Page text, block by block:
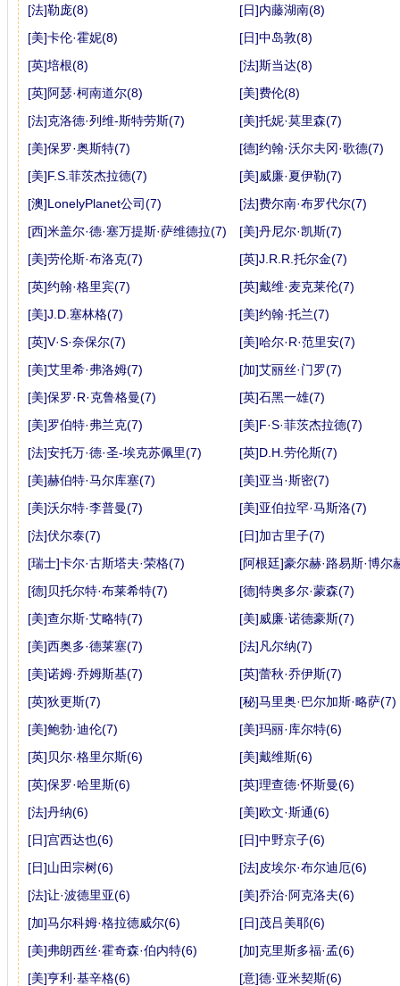
[法]勒庞(8)
[日]内藤湖南(8)
[美]卡伦·霍妮(8)
[日]中岛敦(8)
[英]培根(8)
[法]斯当达(8)
[英]阿瑟·柯南道尔(8)
[美]费伦(8)
[法]克洛德·列维-斯特劳斯(7)
[美]托妮·莫里森(7)
[美]保罗·奥斯特(7)
[德]约翰·沃尔夫冈·歌德(7)
[美]F.S.菲茨杰拉德(7)
[美]威廉·夏伊勒(7)
[澳]LonelyPlanet公司(7)
[法]费尔南·布罗代尔(7)
[西]米盖尔·德·塞万提斯·萨维德拉(7)
[美]丹尼尔·凯斯(7)
[美]劳伦斯·布洛克(7)
[英]J.R.R.托尔金(7)
[英]约翰·格里宾(7)
[英]戴维·麦克莱伦(7)
[美]J.D.塞林格(7)
[美]约翰·托兰(7)
[英]V·S·奈保尔(7)
[美]哈尔·R·范里安(7)
[美]艾里希·弗洛姆(7)
[加]艾丽丝·门罗(7)
[美]保罗·R·克鲁格曼(7)
[英]石黑一雄(7)
[美]罗伯特·弗兰克(7)
[美]F·S·菲茨杰拉德(7)
[法]安托万·德·圣-埃克苏佩里(7)
[英]D.H.劳伦斯(7)
[美]赫伯特·马尔库塞(7)
[美]亚当·斯密(7)
[美]沃尔特·李普曼(7)
[美]亚伯拉罕·马斯洛(7)
[法]伏尔泰(7)
[日]加古里子(7)
[瑞士]卡尔·古斯塔夫·荣格(7)
[阿根廷]豪尔赫·路易斯·博尔
[德]贝托尔特·布莱希特(7)
[德]特奥多尔·蒙森(7)
[美]查尔斯·艾略特(7)
[美]威廉·诺德豪斯(7)
[美]西奥多·德莱塞(7)
[法]凡尔纳(7)
[美]诺姆·乔姆斯基(7)
[英]蕾秋·乔伊斯(7)
[英]狄更斯(7)
[秘]马里奥·巴尔加斯·略萨(7)
[美]鲍勃·迪伦(7)
[美]玛丽·库尔特(6)
[英]贝尔·格里尔斯(6)
[美]戴维斯(6)
[英]保罗·哈里斯(6)
[英]理查德·怀斯曼(6)
[法]丹纳(6)
[美]欧文·斯通(6)
[日]宫西达也(6)
[日]中野京子(6)
[日]山田宗树(6)
[法]皮埃尔·布尔迪厄(6)
[法]让·波德里亚(6)
[美]乔治·阿克洛夫(6)
[加]马尔科姆·格拉德威尔(6)
[日]茂吕美耶(6)
[美]弗朗西丝·霍奇森·伯内特(6)
[加]克里斯多福·孟(6)
[美]亨利·基辛格(6)
[意]德·亚米契斯(6)